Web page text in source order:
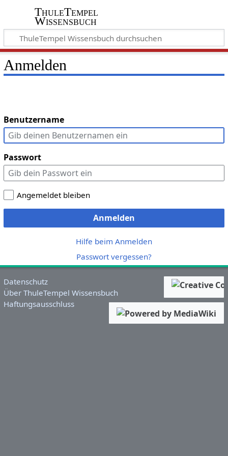
ThuleTempel
Wissensbuch
Anmelden
Benutzername
Passwort
Angemeldet bleiben
Anmelden
Hilfe beim Anmelden
Passwort vergessen?
Datenschutz
Über ThuleTempel Wissensbuch
Haftungsausschluss